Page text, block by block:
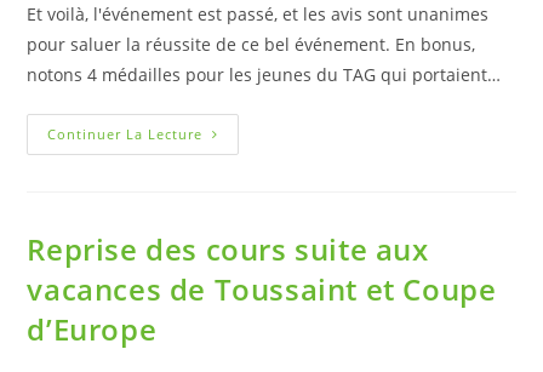
Et voilà, l'événement est passé, et les avis sont unanimes
pour saluer la réussite de ce bel événement. En bonus,
notons 4 médailles pour les jeunes du TAG qui portaient…
Continuer La Lecture
Reprise des cours suite aux
vacances de Toussaint et Coupe
d’Europe